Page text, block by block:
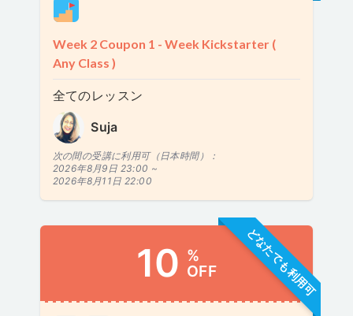
Week 2 Coupon 1 - Week Kickstarter (
Any Class )
全てのレッスン
Suja
次の間の受講に利用可（日本時間）：
2026年8月9日 23:00 ~
2026年8月11日 22:00
どなたでも利用可
10 %
OFF